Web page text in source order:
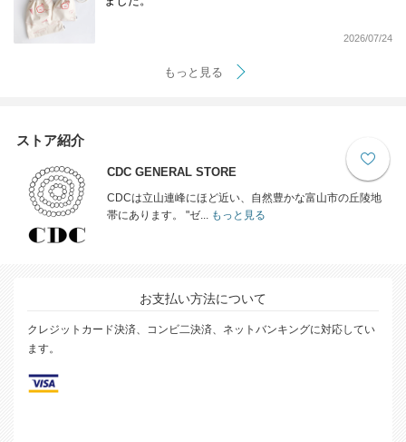
2026/07/24
もっと見る
ストア紹介
CDC GENERAL STORE
CDCは立山連峰にほど近い、自然豊かな富山市の丘陵地
帯にあります。 "ゼ...もっと見る
お支払い方法について
クレジットカード決済、コンビ二決済、ネットバンキングに対応してい
ます。